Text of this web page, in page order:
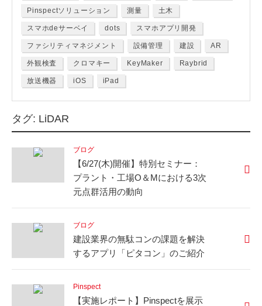
Pinspectソリューション 測量 土木
スマホdeサーベイ dots スマホアプリ開発
ファシリティマネジメント 設備管理 建設 AR
外観検査 クロマキー KeyMaker Raybrid
放送機器 iOS iPad
タグ: LiDAR
ブログ
【6/27(木)開催】特別セミナー：
プラント・工場O＆Mにおける3次
元点群活用の動向
ブログ
建設業界の無駄コンの課題を解決
するアプリ「ピタコン」のご紹介
Pinspect
【実施レポート】Pinspectを展示